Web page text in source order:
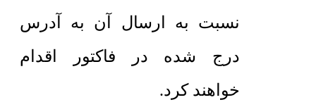
نسبت به ارسال آن به آدرس
درج شده در فاکتور اقدام
خواهند کرد.